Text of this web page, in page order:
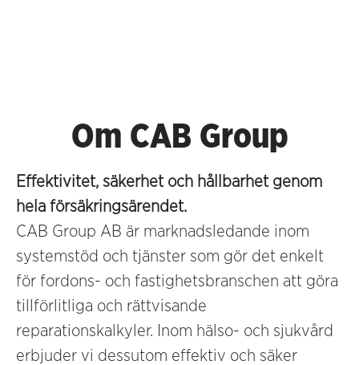
Om CAB Group
Effektivitet, säkerhet och hållbarhet genom
hela försäkringsärendet.
CAB Group AB är marknadsledande inom
systemstöd och tjänster som gör det enkelt
för fordons- och fastighetsbranschen att göra
tillförlitliga och rättvisande
reparationskalkyler. Inom hälso- och sjukvård
erbjuder vi dessutom effektiv och säker